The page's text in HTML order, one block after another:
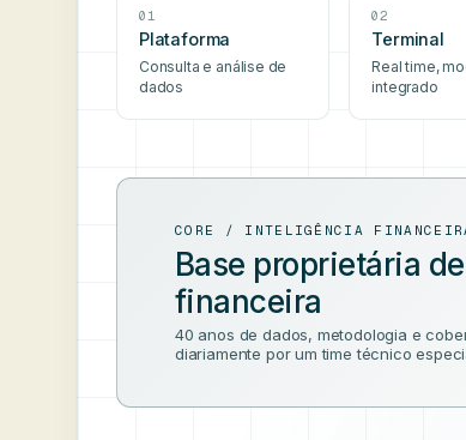
01
Plataforma
Consulta e análise de
dados
02
Terminal
Real time,
integrado
CORE / INTELIGÊNCIA
Base proprietária
financeira
40 anos de dados, metodologia e
diariamente por um time técnico